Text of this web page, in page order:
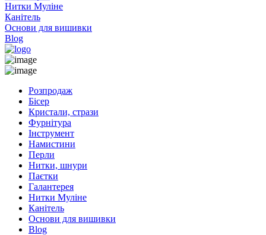
Нитки Муліне
Канітель
Основи для вишивки
Blog
Розпродаж
Бісер
Кристали, стрази
Фурнітура
Інструмент
Намистини
Перли
Нитки, шнури
Паєтки
Галантерея
Нитки Муліне
Канітель
Основи для вишивки
Blog